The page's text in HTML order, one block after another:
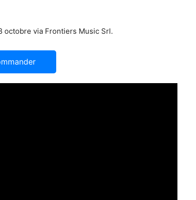
octobre via Frontiers Music Srl.